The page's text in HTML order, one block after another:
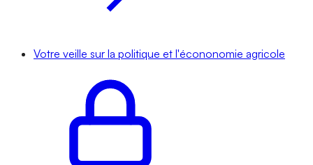
Votre veille sur la politique et l'écononomie agricole